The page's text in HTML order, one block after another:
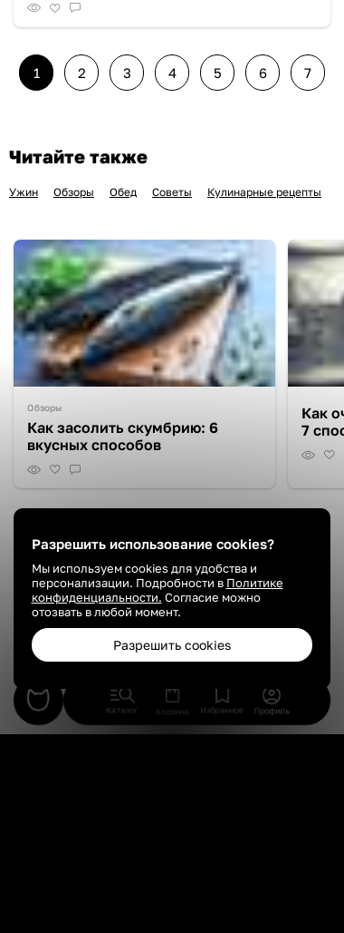
1 2 3 4 5 6 7
Читайте также
Ужин Обзоры Обед Советы Кулинарные рецепты
Обзоры
Как засолить скумбрию: 6
вкусных способов
Как
7
Новое видео нашего канала
Подписаться на канал
Каталог Корзина Избранное Профиль
Разрешить использование cookies?
Мы используем cookies для удобства и
персонализации. Подробности в Политике
конфиденциальности. Согласие можно
отозвать в любой момент.
Разрешить cookies